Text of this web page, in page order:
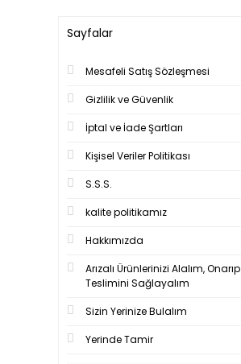
Sayfalar
Mesafeli Satış Sözleşmesi
Gizlilik ve Güvenlik
İptal ve İade Şartları
Kişisel Veriler Politikası
S.S.S.
kalite politikamız
Hakkımızda
Arızalı Ürünlerinizi Alalım, Onarıp
Teslimini Sağlayalım
Sizin Yerinize Bulalım
Yerinde Tamir